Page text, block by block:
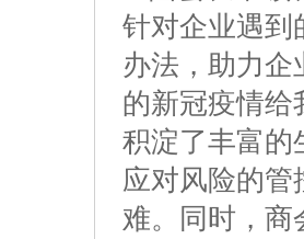
针对企业遇到
办法，助力
的新冠疫情给
积淀了丰富的
应对风险的管
难。同时，商